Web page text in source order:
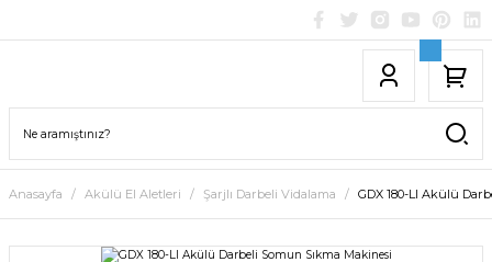
Anasayfa Akülü El Aletleri Şarjlı Darbeli Vidalama GDX 180-LI Akülü